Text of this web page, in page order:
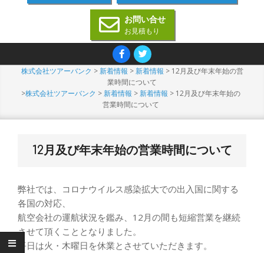
お問い合せ
お見積もり
Navigation
株式会社ツアーバンク >新着情報 >新着情報 > 12月及び年末年始の営
業時間について
>株式会社ツアーバンク >新着情報 >新着情報 > 12月及び年末年始の
営業時間について
12月及び年末年始の営業時間について
弊社では、コロナウイルス感染拡大での出入国に関する
各国の対応、
航空会社の運航状況を鑑み、12月の間も短縮営業を継続
させて頂くこととなりました。
平日は火・木曜日を休業とさせていただきます。